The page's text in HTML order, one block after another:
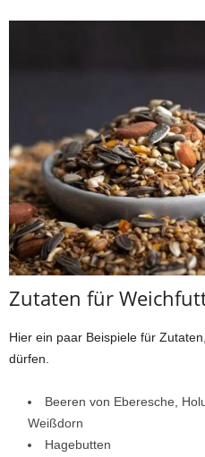
Zutaten für
Hier ein paar Beispiele für
dürfen.
Beeren von Eberesche,
Weißdorn
Hagebutten